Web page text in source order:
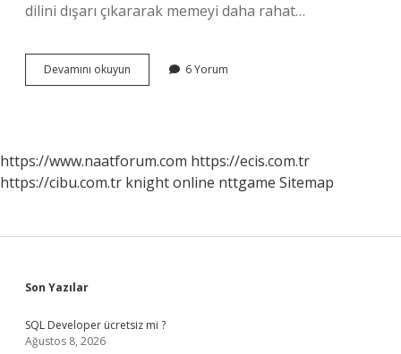
dilini dışarı çıkararak memeyi daha rahat…
Devamını okuyun
Reddi
Olur
6 Yorum
https://www.naatforum.com https://ecis.com.tr
https://cibu.com.tr knight online nttgame Sitemap
Sidebar
Son Yazılar
SQL Developer ücretsiz mi ?
Ağustos 8, 2026